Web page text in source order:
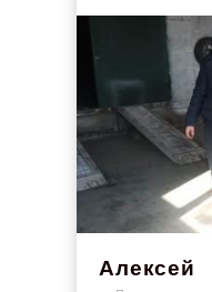
Алексей